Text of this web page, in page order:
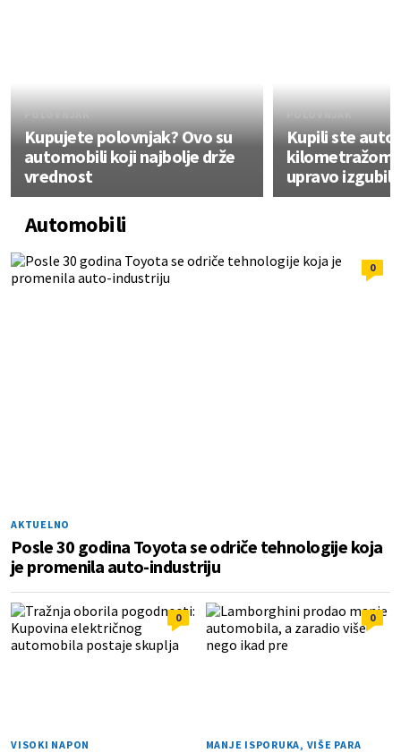
Kupujete polovnjak? Ovo su
automobili koji najbolje drže
vrednost
Kupili ste
upravo izgubili
Automobili
0
AKTUELNO
Posle 30 godina Toyota se odriče tehnologije koja
je promenila auto-industriju
0
VISOKI NAPON
0
MANJE ISPORUKA, VIŠE PARA